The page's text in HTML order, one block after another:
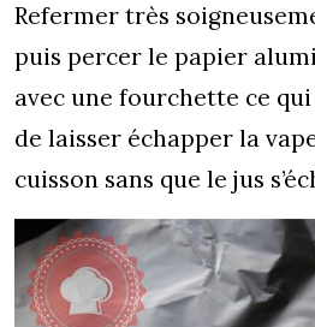
Refermer très
puis percer le papier
avec une fourchette ce
de laisser échapper la
cuisson sans que le jus